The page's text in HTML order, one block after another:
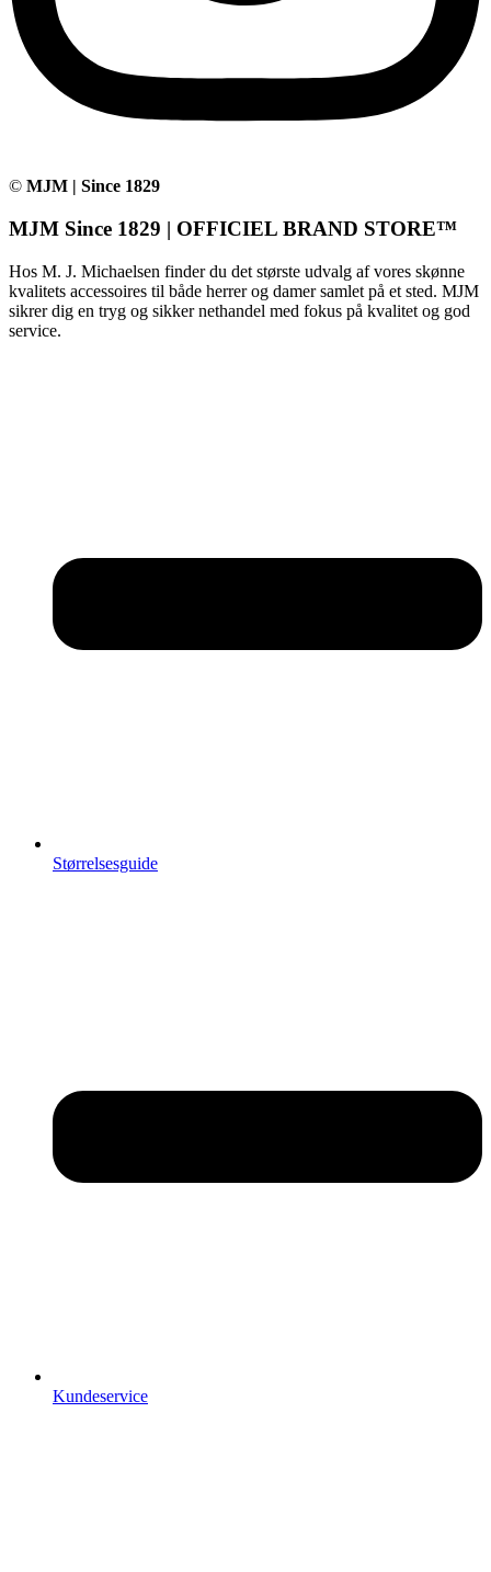
© MJM | Since 1829
MJM Since 1829 | OFFICIEL BRAND STORE™
Hos M. J. Michaelsen finder du det største udvalg af vores skønne
kvalitets accessoires til både herrer og damer samlet på et sted. MJM
sikrer dig en tryg og sikker nethandel med fokus på kvalitet og god
service.
Størrelsesguide
Kundeservice